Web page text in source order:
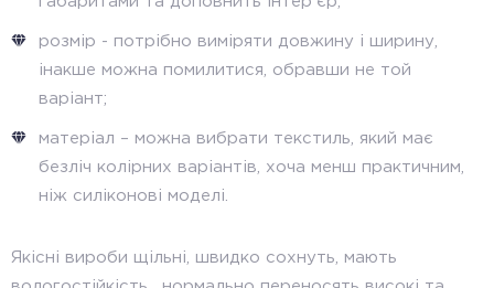
розмір - потрібно виміряти довжину і ширину,
інакше можна помилитися, обравши не той
варіант;
матеріал – можна вибрати текстиль, який має
безліч колірних варіантів, хоча менш практичним,
ніж силіконові моделі.
Якісні вироби щільні, швидко сохнуть, мають